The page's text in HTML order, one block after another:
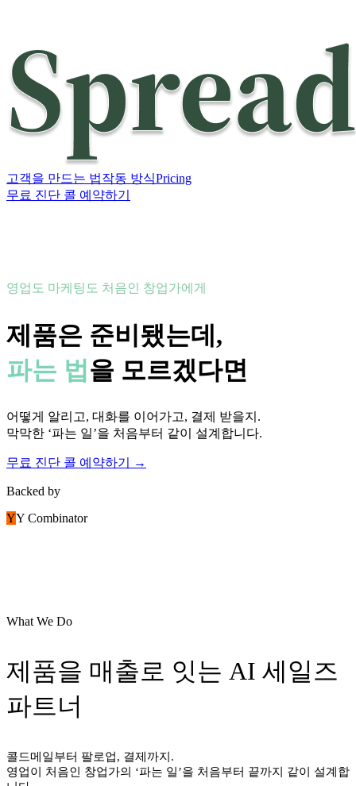
고객을 만드는 법작동 방식Pricing
무료 진단 콜 예약하기
영업도 마케팅도 처음인 창업가에게
제품은 준비됐는데,
파는 법을 모르겠다면
어떻게 알리고, 대화를 이어가고, 결제 받을지.
막막한 ‘파는 일’을 처음부터 같이 설계합니다.
무료 진단 콜 예약하기 →
Backed by
YY Combinator
What We Do
제품을 매출로 잇는 AI 세일즈
파트너
콜드메일부터 팔로업, 결제까지.
영업이 처음인 창업가의 ‘파는 일’을 처음부터 끝까지 같이 설계합